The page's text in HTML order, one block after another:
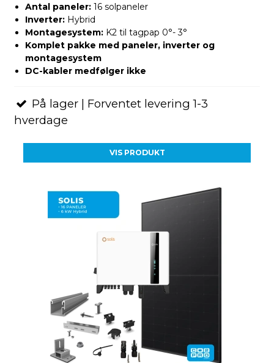
Antal paneler:16 solpaneler
Inverter:Hybrid
Montagesystem:K2 til tagpap 0°- 3°
Komplet pakke med paneler, inverter og
montagesystem
DC-kabler medfølger ikke
På lager | Forventet levering 1-3
hverdage
VIS PRODUKT